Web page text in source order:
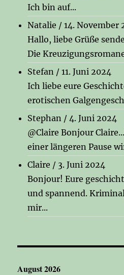
Ich bin auf...
Natalie /14. November
Hallo, liebe Grüße
Die
Stefan /11. Juni 2024
Ich liebe eure
erotischen
Stephan / 4. Juni 2024
@Claire Bonjour
einer längeren Pause
Claire / 3. Juni 2024
Bonjour! Eure
und spannend.
mir...
August 2026